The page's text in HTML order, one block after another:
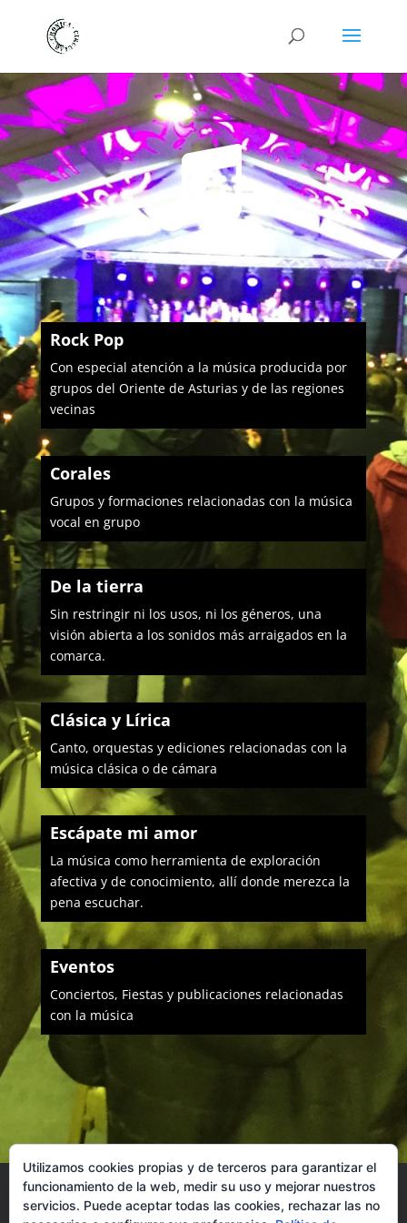

Rock Pop
Con especial atención a la música producida por
grupos del Oriente de Asturias y de las regiones
vecinas
Corales
Grupos y formaciones relacionadas con la música
vocal en grupo
De la tierra
Sin restringir ni los usos, ni los géneros, una
visión abierta a los sonidos más arraigados en la
comarca.
Clásica y Lírica
Canto, orquestas y ediciones relacionadas con la
música clásica o de cámara
Escápate mi amor
La música como herramienta de exploración
afectiva y de conocimiento, allí donde merezca la
pena escuchar.
Eventos
Conciertos, Fiestas y publicaciones relacionadas
con la música
Amieva Cabrales Cabranes
Camaleno
Cangas
Caravia Colunga
Cillorigo
Utilizamos cookies propias y de terceros para garantizar el
funcionamiento de la web, medir su uso y mejorar nuestros
servicios. Puede aceptar todas las cookies, rechazar las no